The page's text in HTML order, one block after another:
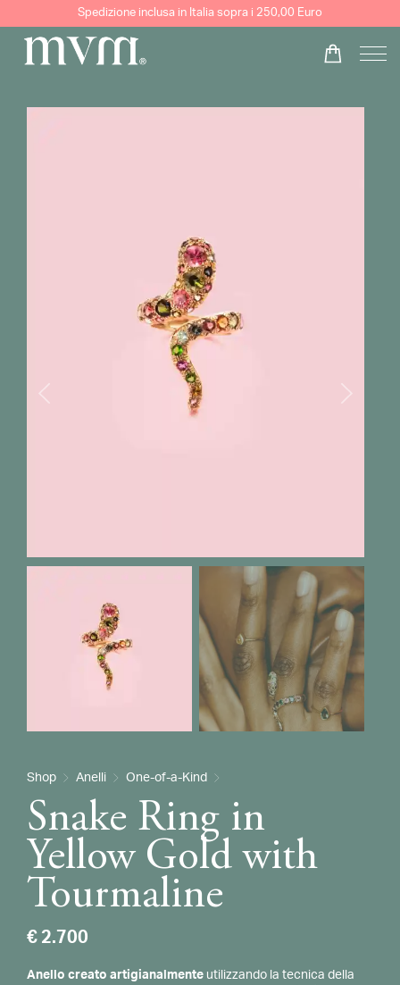
Spedizione inclusa in Italia sopra i 250,00 Euro
Shop Anelli One-of-a-Kind
Snake Ring in
Yellow Gold with
Tourmaline
€ 2.700
Anello creato artigianalmente utilizzando la tecnica della